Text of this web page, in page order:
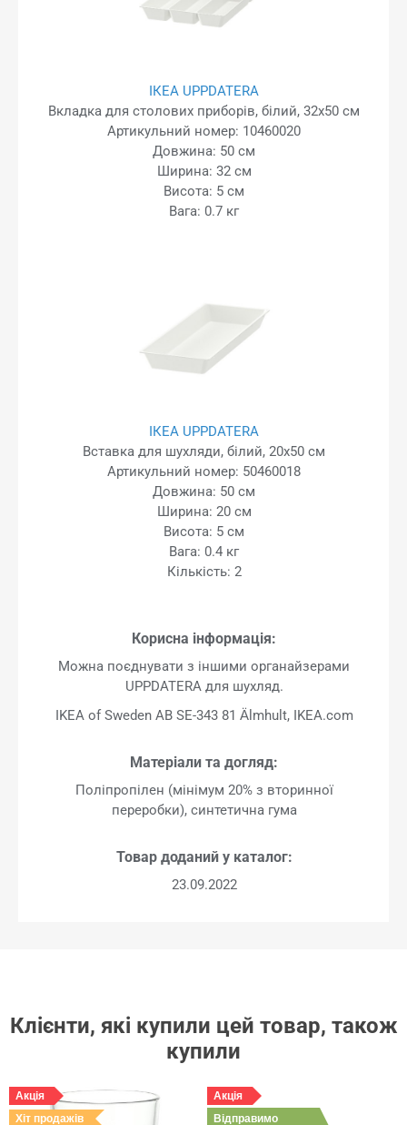
ІКЕА UPPDATERA
Вкладка для столових приборів, білий, 32x50 см
Артикульний номер: 10460020
Довжина: 50 см
Ширина: 32 см
Висота: 5 см
Вага: 0.7 кг
ІКЕА UPPDATERA
Вставка для шухляди, білий, 20x50 см
Артикульний номер: 50460018
Довжина: 50 см
Ширина: 20 см
Висота: 5 см
Вага: 0.4 кг
Кількість: 2
Корисна інформація:
Можна поєднувати з іншими органайзерами
UPPDATERA для шухляд.
IKEA of Sweden AB SE-343 81 Älmhult, IKEA.com
Матеріали та догляд:
Поліпропілен (мінімум 20% з вторинної
переробки), синтетична гума
Товар доданий у каталог:
23.09.2022
Клієнти, які купили цей товар, також
купили
Акція
Хіт продажів
Акція
Відправимо